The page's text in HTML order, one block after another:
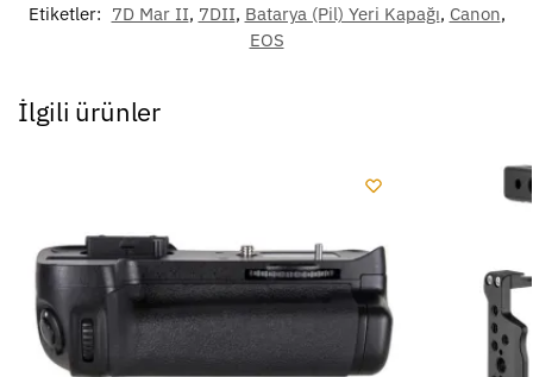
Etiketler: 7D Mar II, 7DII, Batarya (Pil) Yeri Kapağı, Canon,
EOS
İlgili ürünler